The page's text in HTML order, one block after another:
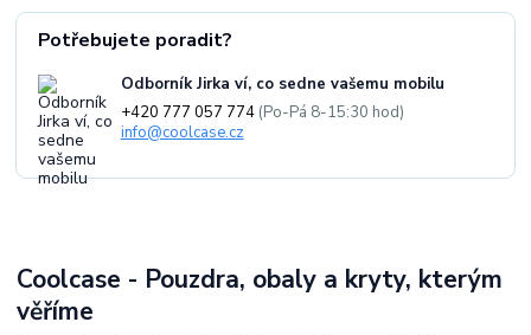
Potřebujete poradit?
Odborník Jirka ví, co sedne vašemu mobilu
+420 777 057 774 (Po-Pá 8-15:30 hod)
info@coolcase.cz
Coolcase - Pouzdra, obaly a kryty, kterým
věříme